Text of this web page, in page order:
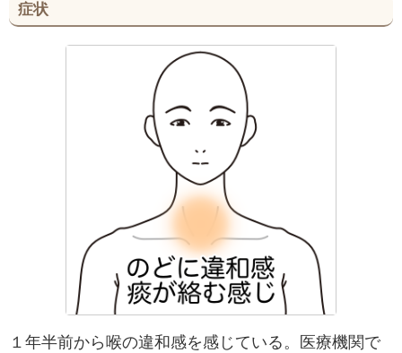
症状
１年半前から喉の違和感を感じている。医療機関で